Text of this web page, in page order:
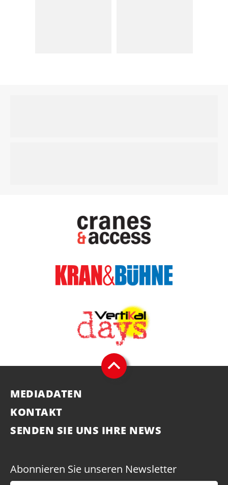
MEDIADATEN
KONTAKT
SENDEN SIE UNS IHRE NEWS
Abonnieren Sie unseren Newsletter